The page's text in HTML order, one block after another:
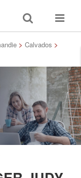
Toggle
search
Toggle
> Calvados >